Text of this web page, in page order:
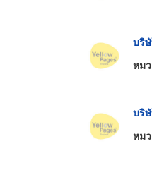
บริ
หม
บริ
หม